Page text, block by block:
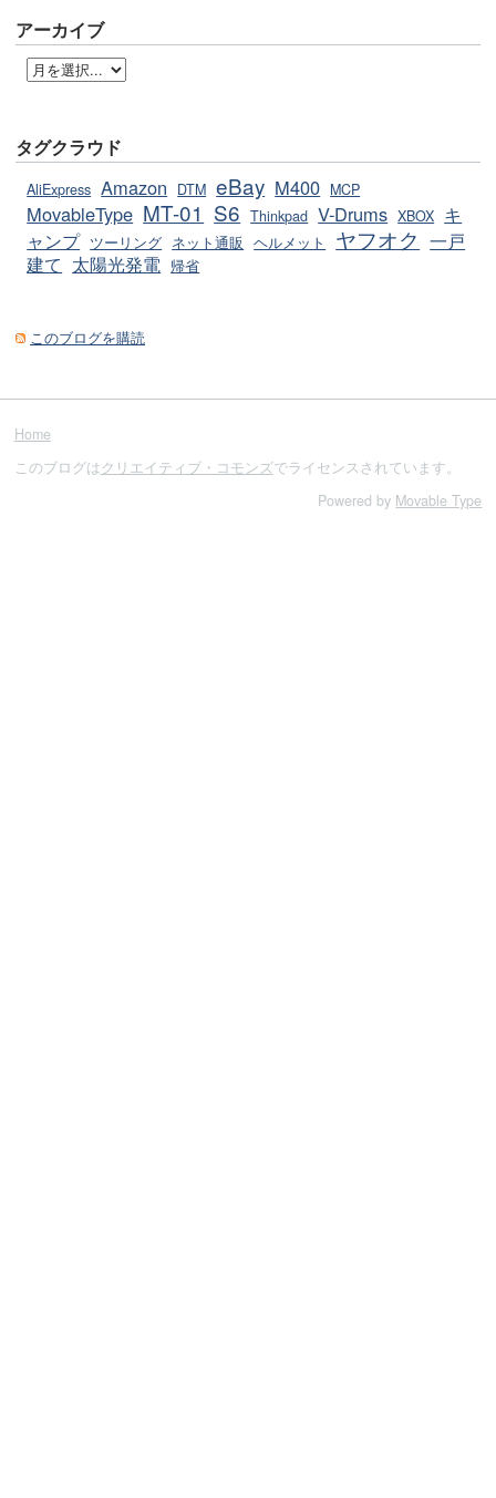
アーカイブ
タグクラウド
AliExpress Amazon DTM eBay M400 MCP
MovableType MT-01 S6 Thinkpad V-Drums XBOX キ
ャンプ ツーリング ネット通販 ヘルメット ヤフオク 一戸
建て 太陽光発電 帰省
このブログを購読
Home
このブログはクリエイティブ・コモンズでライセンスされています。
Powered by Movable Type